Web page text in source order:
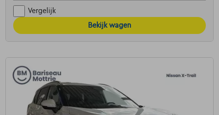
Vergelijk
Bekijk wagen